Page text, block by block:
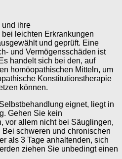
und ihre
leichten Erkrankungen
und geprüft. Eine
und Vermögensschäden ist
handelt sich bei den, auf
homöopathischen Mitteln, um
Konstitutionstherapie
können.
eignet, liegt in
Gehen Sie kein
vor allem nicht bei Säuglingen,
schweren und chronischen
als 3 Tage anhaltenden, sich
ziehen Sie unbedingt einen